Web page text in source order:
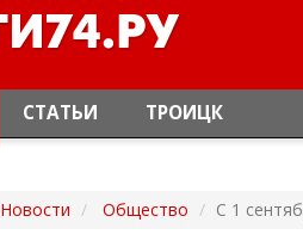
СТАТЬИ ТРОИЦК
Новости Общество С 1